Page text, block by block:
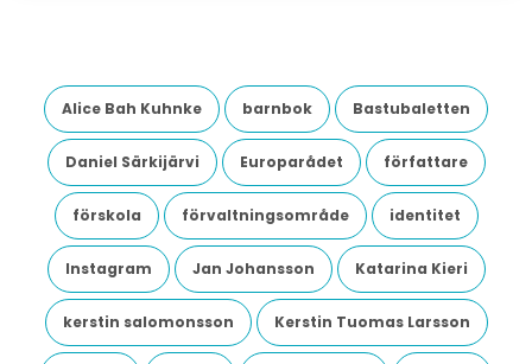
Alice Bah Kuhnke barnbok Bastubaletten
Daniel Särkijärvi Europarådet författare
förskola förvaltningsområde identitet
Instagram Jan Johansson Katarina Kieri
kerstin salomonsson Kerstin Tuomas Larsson